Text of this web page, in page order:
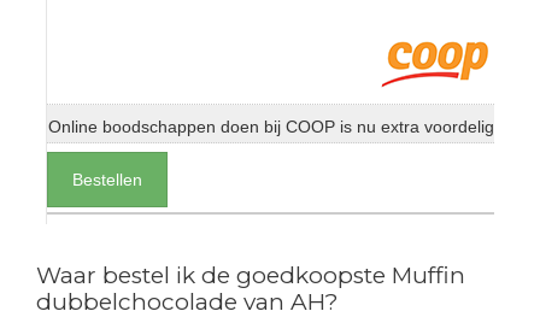
Online boodschappen doen bij COOP is nu extra voordelig
Bestellen
Waar bestel ik de goedkoopste Muffin
dubbelchocolade van AH?